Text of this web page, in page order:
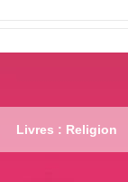
Livres : Religion